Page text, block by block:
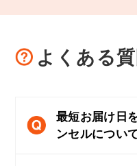
よくある
最短お届け日
ンセルについ